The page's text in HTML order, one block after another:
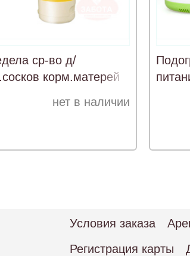
ср-во д/
корм.матерей
нет в наличии
Условия заказа
Регистрация карты